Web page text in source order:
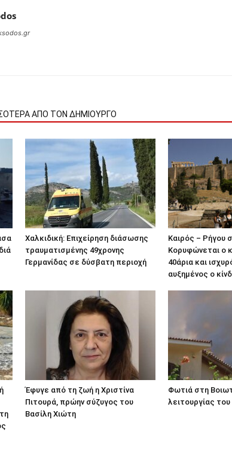
ΑΠΟ ΤΟΝ ΔΗΜΙΟΥΡΓΟ
Χαλκιδική: Επιχείρηση διάσωσης
τραυματισμένης 49χρονης
Γερμανίδας σε δύσβατη περιοχή
Καιρός – Ρήγου
Κορυφώνεται ο
40άρια και
αυξημένος ο
Έφυγε από τη ζωή η Χριστίνα
Πιτουρά, πρώην σύζυγος του
Βασίλη Χιώτη
Φωτιά στη
λειτουργίας